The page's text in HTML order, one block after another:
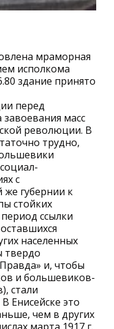
мраморная
исполкома
здание принято
перед
масс
революции. В
трудно,
с
губернии к
стойких
ссылки
населенных
твердо
и, чтобы
и большевиков-
стали
Енисейске это
чем в других